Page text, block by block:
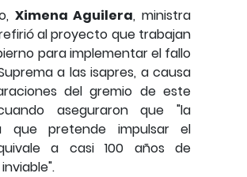
Ximena Aguilera, ministra
al proyecto que trabajan
para implementar el fallo
a las isapres, a causa
del gremio de este
aseguraron que "la
que pretende impulsar el
a casi 100 años de